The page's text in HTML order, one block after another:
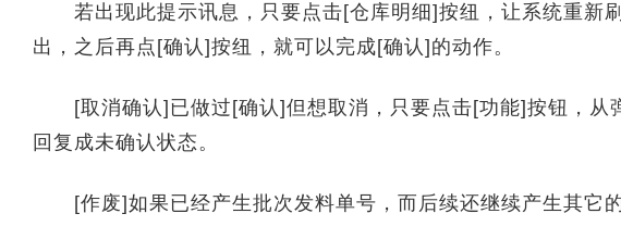
若出现此提示讯息，只要点击[仓库明细]按纽，让系统重新
出，之后再点[确认]按纽，就可以完成[确认]的动作。
[取消确认]已做过[确认]但想取消，只要点击[功能]按钮，从
回复成未确认状态。
[作废]如果已经产生批次发料单号，而后续还继续产生其它